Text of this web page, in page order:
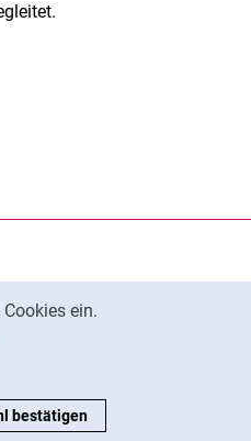
ein.
bestätigen